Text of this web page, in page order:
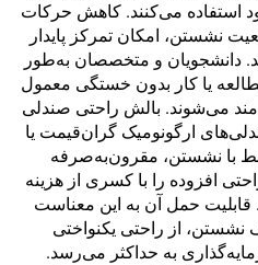
استفاده می‌کنند. کاهش حرکات
نشستن، امکان تمرکز پایدار
دانشجویان و متخصصان به‌طور
یا کار بدون خستگی معمول
می‌شوند. بالش راحتی صندلی
ارگونومیک گران‌قیمت یا
با نشستن، مقرون‌به‌صرفه
افزوده را با کسری از هزینه
حمل آن به این معناست
از راحتی یکنواختی
به حداکثر می‌رسد.